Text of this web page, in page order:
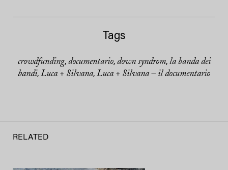
Tags
crowdfunding, documentario, down syndrom, la banda dei
bandi, Luca + Silvana, Luca + Silvana – il documentario
RELATED